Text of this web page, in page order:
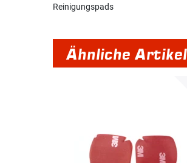
Reinigungspads
Ähnliche Artikel